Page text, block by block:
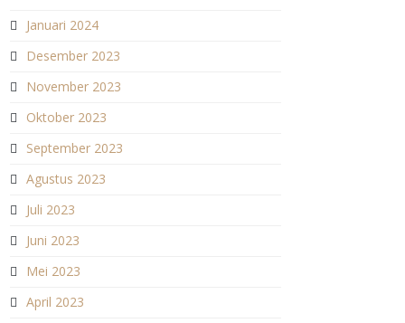
Januari 2024
Desember 2023
November 2023
Oktober 2023
September 2023
Agustus 2023
Juli 2023
Juni 2023
Mei 2023
April 2023